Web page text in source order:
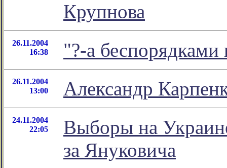
Крупнова
26.11.2004
16:38
"?-а
26.11.2004
13:00
Александр
24.11.2004
22:05
Выборы на
за Януковича